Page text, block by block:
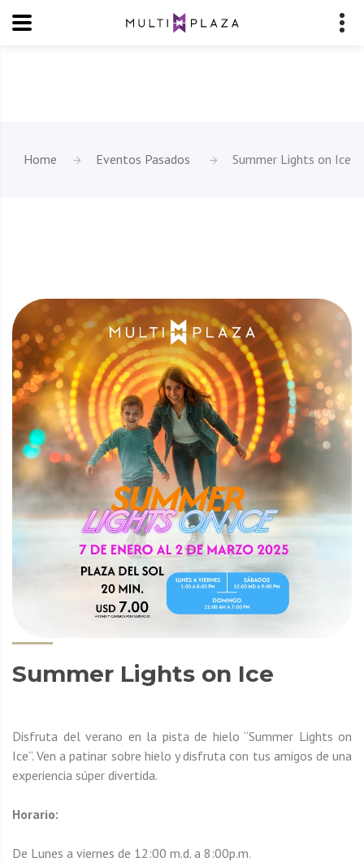
Home Eventos Pasados Summer Lights on Ice
Summer Lights on Ice
Disfruta del verano en la pista de hielo “Summer Lights on
Ice”. Ven a patinar sobre hielo y disfruta con tus amigos de una
experiencia súper divertida.
Horario:
De Lunes a viernes de 12:00 m.d. a 8:00p.m.